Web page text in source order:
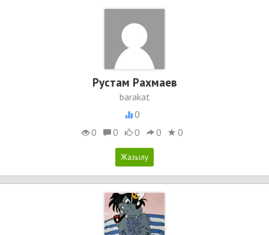
Рустам Рахмаев
barakat
0
0
0 0 0 0